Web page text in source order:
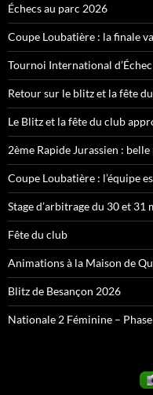
Échecs au parc 2026
Coupe Loubatière : la finale
Tournoi International
Retour sur le blitz et la fête
Le Blitz et la fête du club
2ème Rapide Jurassien :
Coupe Loubatière : l’équipe
Stage d’arbitrage du 30 et 31
Fête du club
Animations à la Maison de
Blitz de Besançon 2026
Nationale 2 Féminine –